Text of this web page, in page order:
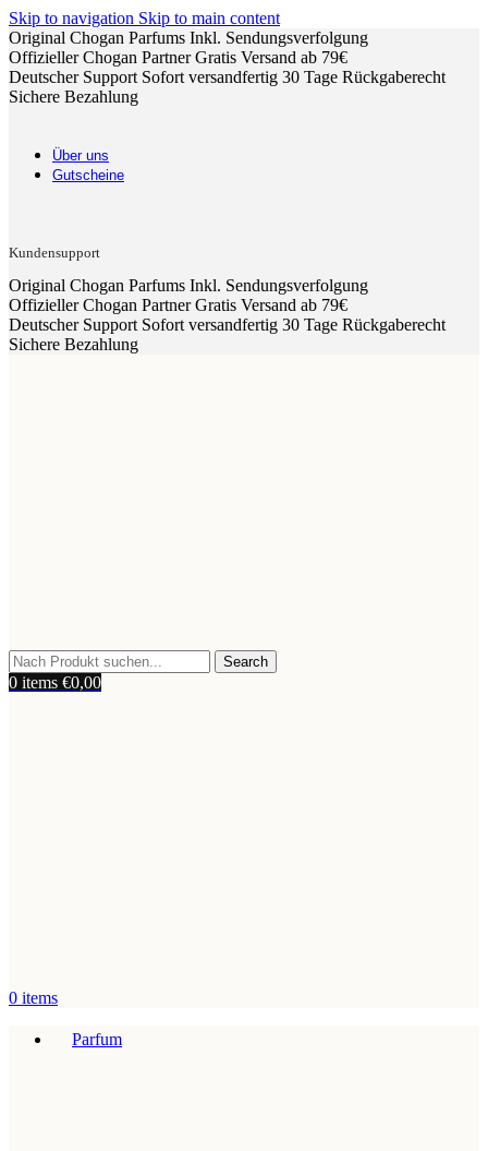
Skip to navigation Skip to main content
Original Chogan Parfums Inkl. Sendungsverfolgung
Offizieller Chogan PartnerGratis Versand ab 79€
Deutscher Support Sofort versandfertig 30 Tage Rückgaberecht
Sichere Bezahlung
Über uns
Gutscheine
Kundensupport
Original Chogan Parfums Inkl. Sendungsverfolgung
Offizieller Chogan PartnerGratis Versand ab 79€
Deutscher Support Sofort versandfertig 30 Tage Rückgaberecht
Sichere Bezahlung
Search
0 items €0,00
0 items
Parfum